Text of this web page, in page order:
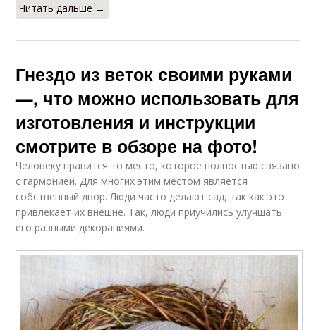
Читать дальше →
Гнездо из веток своими руками
—, что можно использовать для
изготовления и инструкции
смотрите в обзоре на фото!
Человеку нравится то место, которое полностью связано
с гармонией. Для многих этим местом является
собственный двор. Люди часто делают сад, так как это
привлекает их внешне. Так, люди приучились улучшать
его разными декорациями.